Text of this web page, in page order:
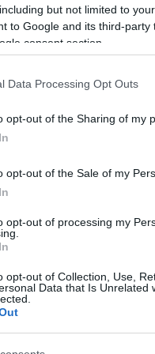
but not limited to
to Google and its third-
consent section.
Data Processing Opt Outs
opt-out of the Sharing of my
opt-out of the Sale of my
opt-out of processing my
opt-out of Collection, Use,
Data that Is Unrelated
alapanyag, amit
fokhagyma, 1
elrendezni az
nehezéket
felgyorsíthatja és
vagy árnyékos,
első jeleit: ha